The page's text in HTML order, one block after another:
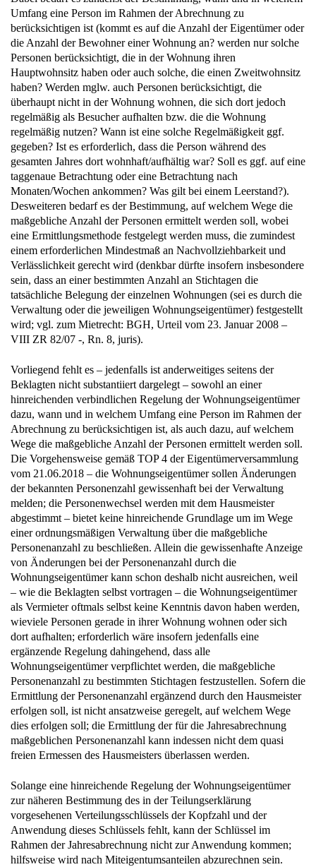
Umfang eine Person im Rahmen der Abrechnung zu
berücksichtigen ist (kommt es auf die Anzahl der Eigentümer oder
die Anzahl der Bewohner einer Wohnung an? werden nur solche
Personen berücksichtigt, die in der Wohnung ihren
Hauptwohnsitz haben oder auch solche, die einen Zweitwohnsitz
haben? Werden mglw. auch Personen berücksichtigt, die
überhaupt nicht in der Wohnung wohnen, die sich dort jedoch
regelmäßig als Besucher aufhalten bzw. die die Wohnung
regelmäßig nutzen? Wann ist eine solche Regelmäßigkeit ggf.
gegeben? Ist es erforderlich, dass die Person während des
gesamten Jahres dort wohnhaft/aufhältig war? Soll es ggf. auf eine
taggenaue Betrachtung oder eine Betrachtung nach
Monaten/Wochen ankommen? Was gilt bei einem Leerstand?).
Desweiteren bedarf es der Bestimmung, auf welchem Wege die
maßgebliche Anzahl der Personen ermittelt werden soll, wobei
eine Ermittlungsmethode festgelegt werden muss, die zumindest
einem erforderlichen Mindestmaß an Nachvollziehbarkeit und
Verlässlichkeit gerecht wird (denkbar dürfte insofern insbesondere
sein, dass an einer bestimmten Anzahl an Stichtagen die
tatsächliche Belegung der einzelnen Wohnungen (sei es durch die
Verwaltung oder die jeweiligen Wohnungseigentümer) festgestellt
wird; vgl. zum Mietrecht: BGH, Urteil vom 23. Januar 2008 –
VIII ZR 82/07 -, Rn. 8, juris).
Vorliegend fehlt es – jedenfalls ist anderweitiges seitens der
Beklagten nicht substantiiert dargelegt – sowohl an einer
hinreichenden verbindlichen Regelung der Wohnungseigentümer
dazu, wann und in welchem Umfang eine Person im Rahmen der
Abrechnung zu berücksichtigen ist, als auch dazu, auf welchem
Wege die maßgebliche Anzahl der Personen ermittelt werden soll.
Die Vorgehensweise gemäß TOP 4 der Eigentümerversammlung
vom 21.06.2018 – die Wohnungseigentümer sollen Änderungen
der bekannten Personenzahl gewissenhaft bei der Verwaltung
melden; die Personenwechsel werden mit dem Hausmeister
abgestimmt – bietet keine hinreichende Grundlage um im Wege
einer ordnungsmäßigen Verwaltung über die maßgebliche
Personenanzahl zu beschließen. Allein die gewissenhafte Anzeige
von Änderungen bei der Personenanzahl durch die
Wohnungseigentümer kann schon deshalb nicht ausreichen, weil
– wie die Beklagten selbst vortragen – die Wohnungseigentümer
als Vermieter oftmals selbst keine Kenntnis davon haben werden,
wieviele Personen gerade in ihrer Wohnung wohnen oder sich
dort aufhalten; erforderlich wäre insofern jedenfalls eine
ergänzende Regelung dahingehend, dass alle
Wohnungseigentümer verpflichtet werden, die maßgebliche
Personenanzahl zu bestimmten Stichtagen festzustellen. Sofern die
Ermittlung der Personenanzahl ergänzend durch den Hausmeister
erfolgen soll, ist nicht ansatzweise geregelt, auf welchem Wege
dies erfolgen soll; die Ermittlung der für die Jahresabrechnung
maßgeblichen Personenanzahl kann indessen nicht dem quasi
freien Ermessen des Hausmeisters überlassen werden.
Solange eine hinreichende Regelung der Wohnungseigentümer
zur näheren Bestimmung des in der Teilungserklärung
vorgesehenen Verteilungsschlüssels der Kopfzahl und der
Anwendung dieses Schlüssels fehlt, kann der Schlüssel im
Rahmen der Jahresabrechnung nicht zur Anwendung kommen;
hilfsweise wird nach Miteigentumsanteilen abzurechnen sein.